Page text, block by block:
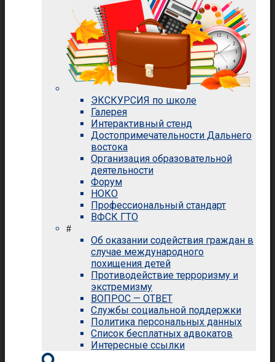
ЭКСКУРСИЯ по школе
Галерея
Интерактивный стенд
Достопримечательности Дальнего
востока
Организация образовательной
деятельности
Форум
НОКО
Профессиональный стандарт
ВФСК ГТО
#
Об оказании содействия граждан в
случае международного
похищения детей
Противодействие терроризму и
экстремизму
ВОПРОС — ОТВЕТ
Службы социальной поддержки
Политика персональных данных
Список бесплатных адвокатов
Интересные ссылки